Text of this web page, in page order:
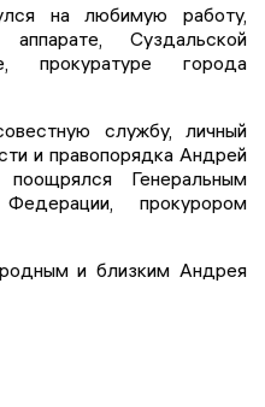
на любимую работу,
Суздальской
прокуратуре города
службу, личный
и правопорядка Андрей
поощрялся Генеральным
прокурором
и близким Андрея